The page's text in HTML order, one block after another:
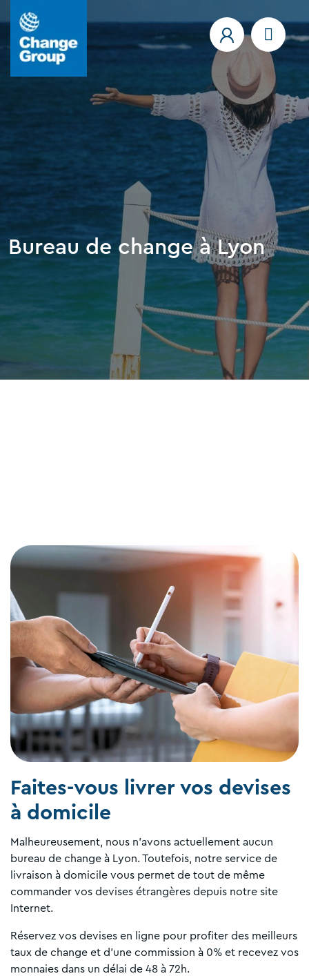
Bureau de change à Lyon
Faites-vous livrer vos devises
à domicile
Malheureusement, nous n'avons actuellement aucun
bureau de change à Lyon. Toutefois, notre service de
livraison à domicile vous permet de tout de même
commander vos devises étrangères depuis notre site
Internet.
Réservez vos devises en ligne pour profiter des meilleurs
taux de change et d'une commission à 0% et recevez vos
monnaies dans un délai de 48 à 72h.